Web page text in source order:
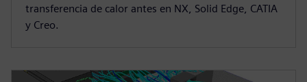
transferencia de calor antes en NX, Solid Edge, CATIA
y Creo.